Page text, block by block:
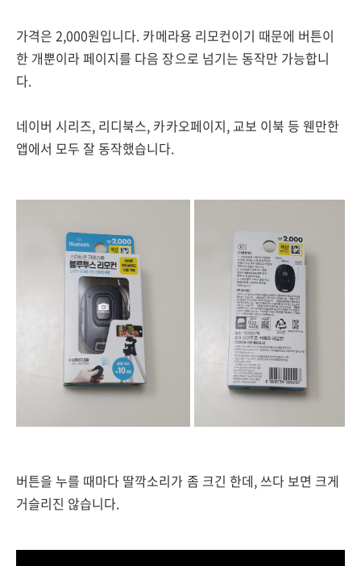
가격은 2,000원입니다. 카메라용 리모컨이기 때문에 버튼이
한 개뿐이라 페이지를 다음 장으로 넘기는 동작만 가능합니
다.
네이버 시리즈, 리디북스, 카카오페이지, 교보 이북 등 웬만한
앱에서 모두 잘 동작했습니다.
버튼을 누를 때마다 딸깍소리가 좀 크긴 한데, 쓰다 보면 크게
거슬리진 않습니다.